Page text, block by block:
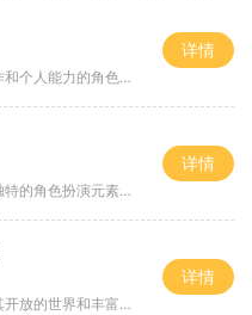
传奇游戏是一种强调团队合作和个人能力的角色扮演类游戏。玩家可以选择不同的职业，如战士、法师和道士，每个职业都有其独特的技能和特点。在传奇复古176手游中，玩家可以通过击杀怪物、完成任务和参与活动来获得经验和装备。游戏中的画面、音效以及战斗体
详情
传奇游戏自诞生以来便以其独特的角色扮演元素吸引了大量玩家。在这个虚拟世界中，玩家不仅可以选择不同的角色，还可以通过不断的探索与战斗来提升自己的技能和装备。在传奇176手游中，玩家将再次体验到那种热血沸腾的战斗快感，以及与其他玩家互动的乐趣。
详情
传奇游戏自上线以来，就以其开放的世界和丰富的角色扮演元素吸引了大量玩家。游戏中，玩家可以选择不同的职业，如战士、法师和道士，每个职业都有其独特的技能和玩法。战士以近战攻击为主，拥有高额的物理伤害；法师则擅长远程攻击，能够释放强大的法术；道士
详情